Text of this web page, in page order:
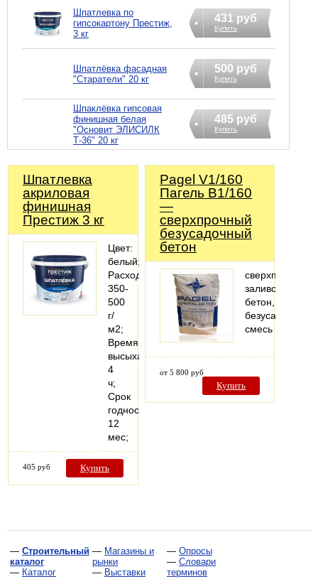
Шпатлевка по
гипсокартону Престиж,
3 кг
431 руб
Купить
Шпатлёвка фасадная
"Старатели" 20 кг
500 руб
Купить
Шпаклёвка гипсовая
финишная белая
"Основит ЭЛИСИЛК
Т-36" 20 кг
485 руб
Купить
Шпатлевка
акриловая
финишная
Престиж 3 кг
Цвет:
белый;
Расход:
350-
500
г/
м2;
Время
высыхания:
4
ч;
Срок
годности:
12
мес;
405 руб Купить
Pagel V1/160
Пагель В1/160
—
сверхпрочный
безусадочный
бетон
сверхпрочный
заливочный
бетон,
безусадочная
смесь
от 5 800 руб
Купить
— Строительный
каталог
— Каталог
— Магазины и
рынки
— Выставки
— Опросы
— Словари
терминов